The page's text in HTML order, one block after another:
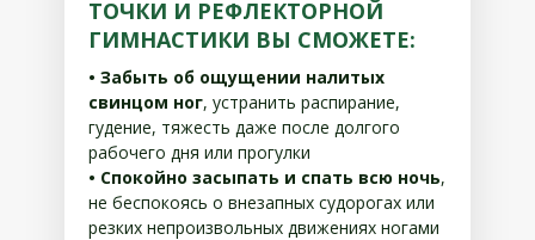
ТОЧКИ И РЕФЛЕКТОРНОЙ
ГИМНАСТИКИ ВЫ СМОЖЕТЕ:
• Забыть об ощущении налитых
свинцом ног, устранить распирание,
гудение, тяжесть даже после долгого
рабочего дня или прогулки
• Спокойно засыпать и спать всю ночь,
не беспокоясь о внезапных судорогах или
резких непроизвольных движениях ногами